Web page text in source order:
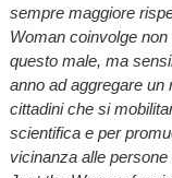
sempre maggiore
Woman coinvolge
questo male, ma
anno ad aggregare
cittadini che si
scientifica e per
vicinanza alle